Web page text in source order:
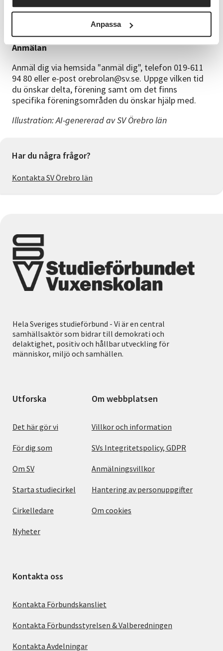
Anpassa
Vi erbjuder två tider, denna avser kl 14:00-15:30
Föreningarnas hus, Slottsgatan 13A
Anmälan
Anmäl dig via hemsida "anmäl dig", telefon 019-611
94 80 eller e-post orebrolan@sv.se. Uppge vilken tid
du önskar delta, förening samt om det finns
specifika föreningsområden du önskar hjälp med.
Illustration: AI-genererad av SV Örebro län
Har du några frågor?
Kontakta SV Örebro län
Hela Sveriges studieförbund - Vi är en central
samhällsaktör som bidrar till demokrati och
delaktighet, positiv och hållbar utveckling för
människor, miljö och samhällen.
Utforska
Det här gör vi
För dig som
Om SV
Starta studiecirkel
Cirkelledare
Nyheter
Om webbplatsen
Villkor och information
SVs Integritetspolicy, GDPR
Anmälningsvillkor
Hantering av personuppgifter
Om cookies
Kontakta oss
Kontakta Förbundskansliet
Kontakta Förbundsstyrelsen & Valberedningen
Kontakta Avdelningar